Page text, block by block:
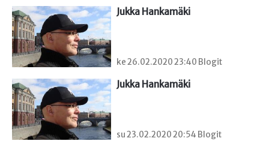
Jukka Hankamäki
ke 26.02.2020 23:40 Blogit
Jukka Hankamäki
su 23.02.2020 20:54 Blogit